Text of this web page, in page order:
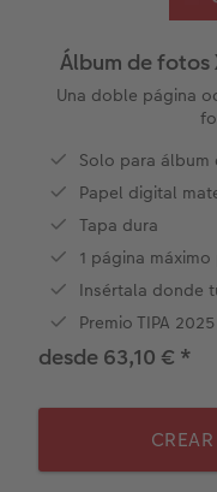
Álbum
Fotos
Fotos
Set
Caja
Foto
Foto
Foto
Pòster
Hogar
Cajas
Faber
Foto
Álbum de fotos
Una doble página
Solo para álbum
Papel digital
Tapa dura
1 página
Insértala donde
Premio TIPA
desde 63,10 € *